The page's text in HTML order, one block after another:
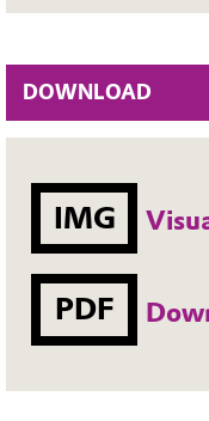
DOWNLOAD
IMG
PDF